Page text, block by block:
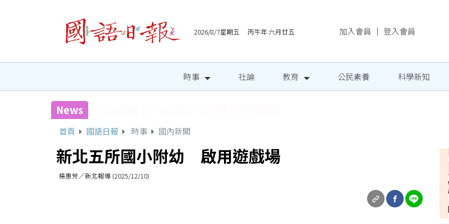
2026/8/7星期五 丙午年 六月廿五 加入會員 ｜ 登入會員
時事 社論 教育 公民素養 科學新知
News
首頁 國語日報 時事 國內新聞
新北五所國小附幼 啟用遊戲場
楊惠芳／新北報導 (2025/12/10)